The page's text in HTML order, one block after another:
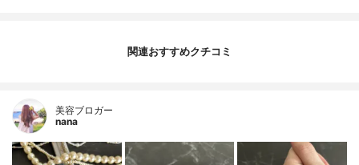
関連おすすめクチコミ
美容ブロガー
nana